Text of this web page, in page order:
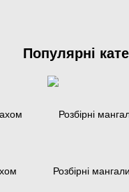
Популярні
Розбірні мангали